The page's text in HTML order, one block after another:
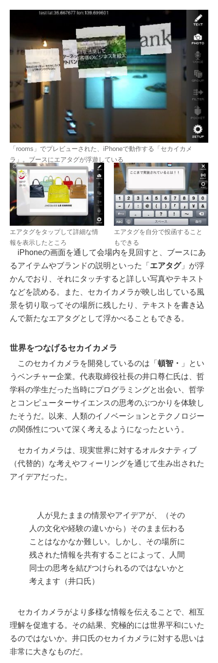
「rooms」でプレビューされた、iPhoneで動作する「セカイカメ
ラ」。ブースにエアタグが浮遊している
エアタグをタップして詳細な情
報を表示したところ
エアタグを自分で投函すること
もできる
iPhoneの画面を通して会場内を見回すと、ブースにあ
るアイテムやブランドの説明といった「 エアタグ」が浮
かんでおり、それにタッチすると詳しい写真やテキスト
などを読める。また、セカイカメラが映し出している風
景を切り取ってその場所に残したり、テキストを書き込
んで新たなエアタグとして浮かべることもできる。
世界をつなげるセカイカメラ
このセカイカメラを開発しているのは「 頓智・
」とい
うベンチャー企業。代表取締役社長の井口尊仁氏は、哲
学科の学生だった当時にプログラミングと出会い、哲学
とコンピューターサイエンスの思考のぶつかりを体験し
たそうだ。以来、人類のイノベーションとテクノロジー
の関係性について深く考えるようになったという。
セカイカメラは、現実世界に対するオルタナティブ
（代替的）な考えやフィーリングを通じて生み出された
アイデアだった。
人が見たままの情景やアイデアが、（その
人の文化や経験の違いから）そのまま伝わる
ことはなかなか難しい。しかし、その場所に
残された情報を共有することによって、人間
同士の思考を結びつけられるのではないかと
考えます（井口氏）
セカイカメラがより多様な情報を伝えることで、相互
理解を促進する。その結果、究極的には世界平和にいた
るのではないか。井口氏のセカイカメラに対する思いは
非常に大きなものだ。